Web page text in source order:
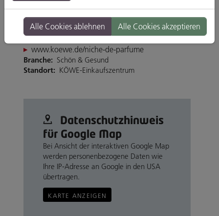
Dr.-Gessler-Straße 41-47, 93051 Regensburg
Tel. 0176 36561006
jl.parfume.cosmeticgmail.com
www.koewe.de/niche-de-parfume
Branche: Schön & Gesund
Standort: KÖWE-Einkaufszentrum
Datenschutz­hinweis
für Google Map
Bei Ansicht der interaktiven Google Map
werden personenbezogene Daten wie
Ihre IP-Adresse an Google in den USA
übertragen.
KARTE ANZEIGEN
Alle Cookies ablehnen Alle Cookies akzeptieren